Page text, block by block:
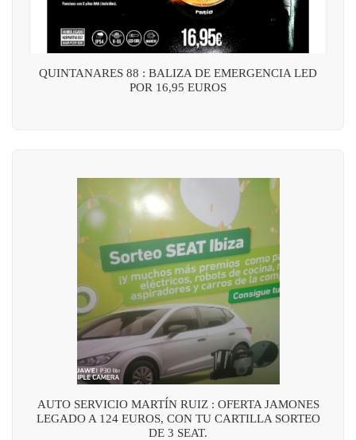
QUINTANARES 88 : BALIZA DE EMERGENCIA LED
POR 16,95 EUROS
AUTO SERVICIO MARTÍN RUIZ : OFERTA JAMONES
LEGADO A 124 EUROS, CON TU CARTILLA SORTEO
DE 3 SEAT.